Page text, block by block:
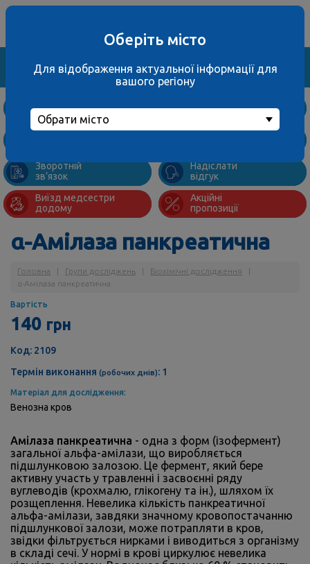
Знайти
та ціни
Підготовка
Адреси
Зворотній
зв’язок
Надіслати
відгук
Виїзд медсестри
додому
Акційні
пропозиції
α-Амілаза панкреатична
Головна Групи досліджень Біохімічні дослідження
α-Амілаза панкреатична
Амілаза панкреатична - одна з форм (ізофермент)
загальної альфа-амілази, що виробляється
підшлунковою залозою. Це фермент, який бере
активну участь у травленні і засвоєнні ряду
вуглеводів (крохмалю, глікогену та ін.), шляхом їх
розщеплення. Невелика кількість панкреатичної
альфа-амілази, завдяки значному кровопостачанню
підшлункової залози, може потрапляти в кров,
звідки фільтрується нирками і виводиться з організму
в складі сечі. У нормі в крові циркулює невелика
Вартість
140 грн
Код: 2109
Термін виконання (робочих днів): 1
Матеріал для дослідження:
Венозна кров
Оберіть місто
Для відображення актуальної інформації для
вашого регіону
Обрати місто